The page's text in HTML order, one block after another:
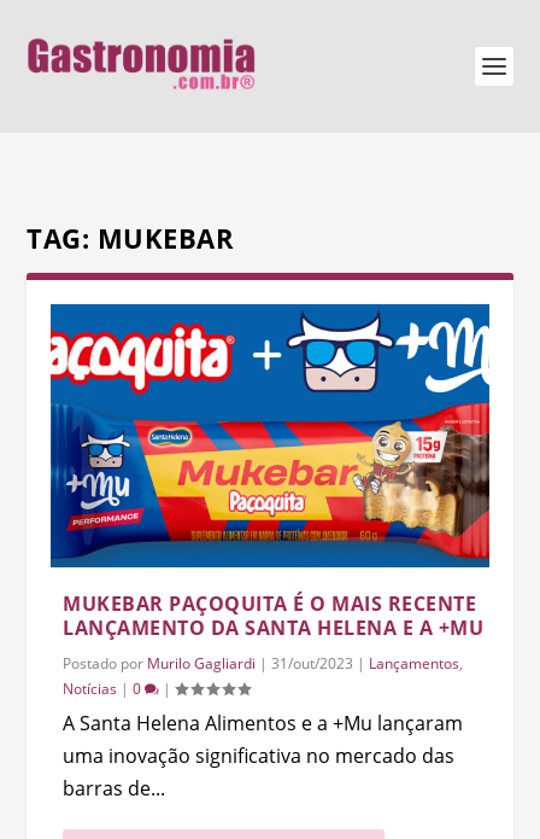
TAG: MUKEBAR
MUKEBAR PAÇOQUITA É O MAIS RECENTE
LANÇAMENTO DA SANTA HELENA E A +MU
Postado por Murilo Gagliardi |31/out/2023 | Lançamentos,
Notícias |0 |
A Santa Helena Alimentos e a +Mu lançaram
uma inovação significativa no mercado das
barras de...